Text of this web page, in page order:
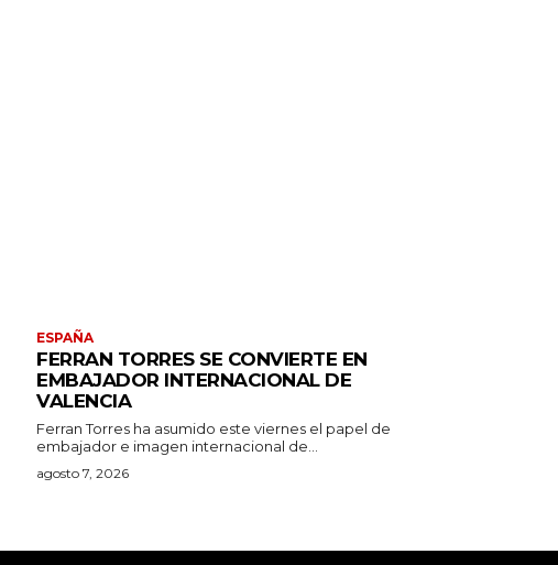
ESPAÑA
FERRAN TORRES SE CONVIERTE EN
EMBAJADOR INTERNACIONAL DE
VALENCIA
Ferran Torres ha asumido este viernes el papel de
embajador e imagen internacional de...
agosto 7, 2026